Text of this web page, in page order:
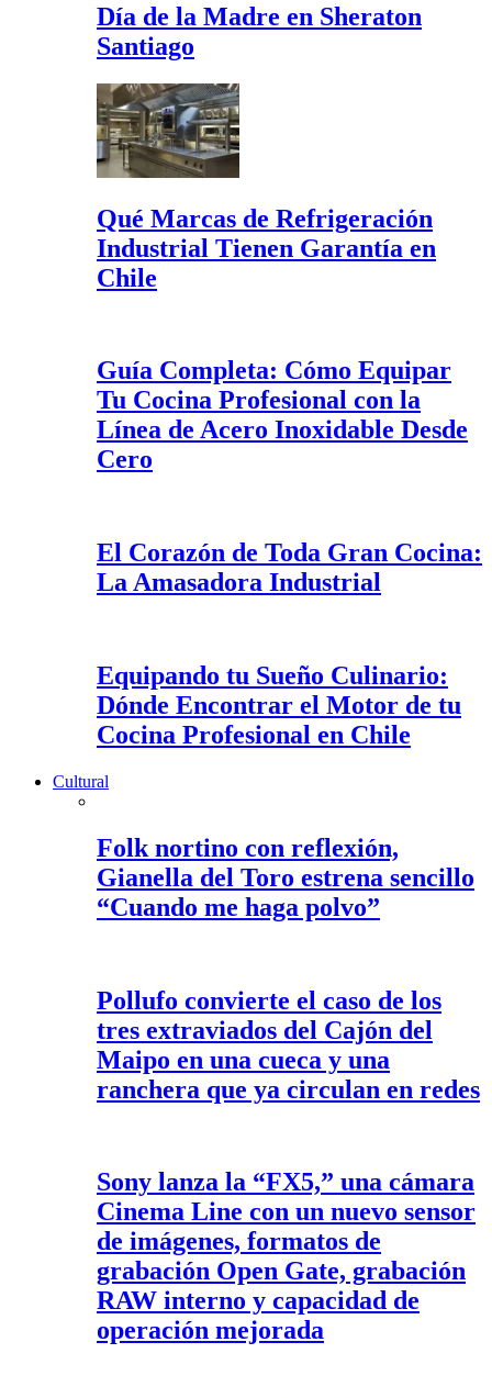
Día de la Madre en Sheraton
Santiago
Qué Marcas de Refrigeración
Industrial Tienen Garantía en
Chile
Guía Completa: Cómo Equipar
Tu Cocina Profesional con la
Línea de Acero Inoxidable Desde
Cero
El Corazón de Toda Gran Cocina:
La Amasadora Industrial
Equipando tu Sueño Culinario:
Dónde Encontrar el Motor de tu
Cocina Profesional en Chile
Cultural
Folk nortino con reflexión,
Gianella del Toro estrena sencillo
“Cuando me haga polvo”
Pollufo convierte el caso de los
tres extraviados del Cajón del
Maipo en una cueca y una
ranchera que ya circulan en redes
Sony lanza la “FX5,” una cámara
Cinema Line con un nuevo sensor
de imágenes, formatos de
grabación Open Gate, grabación
RAW interno y capacidad de
operación mejorada